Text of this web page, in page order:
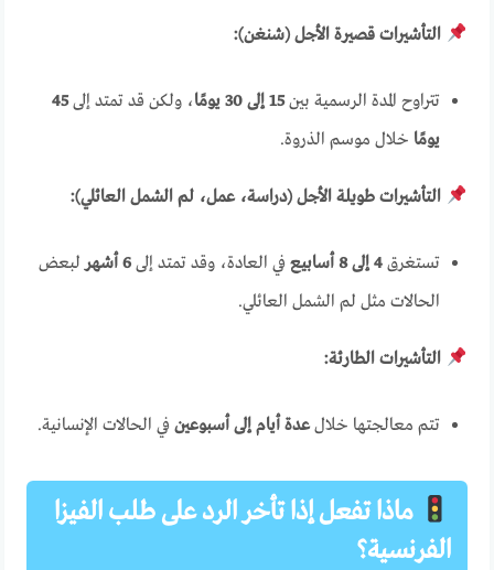
التأشيرات قصيرة الأجل (شنغن):
تتراوح المدة الرسمية بين15 إلى 30 يومًا ، ولكن قد تمتد إلى45
يومًا خلال موسم الذروة.
التأشيرات طويلة الأجل (دراسة، عمل، لم الشمل العائلي):
تستغرق4 إلى 8 أسابيع في العادة، وقد تمتد إلى6 أشهر
لبعض
الحالات مثل لم الشمل العائلي.
التأشيرات الطارئة:
تتم معالجتها خلالعدة أيام إلى أسبوعين في الحالات الإنسانية.
ماذا تفعل إذا تأخر الرد على طلب الفيزا
الفرنسية؟